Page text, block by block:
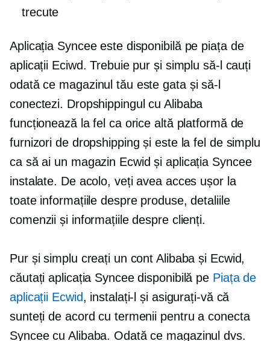
trecute
Aplicația Syncee este disponibilă pe piața de
aplicații Eciwd. Trebuie pur și simplu să-l cauți
odată ce magazinul tău este gata și să-l
conectezi. Dropshippingul cu Alibaba
funcționează la fel ca orice altă platformă de
furnizori de dropshipping și este la fel de simplu
ca să ai un magazin Ecwid și aplicația Syncee
instalate. De acolo, veți avea acces ușor la
toate informațiile despre produse, detaliile
comenzii și informațiile despre clienți.
Pur și simplu creați un cont Alibaba și Ecwid,
căutați aplicația Syncee disponibilă pe Piața de
aplicații Ecwid, instalați-l și asigurați-vă că
sunteți de acord cu termenii pentru a conecta
Syncee cu Alibaba. Odată ce magazinul dvs.